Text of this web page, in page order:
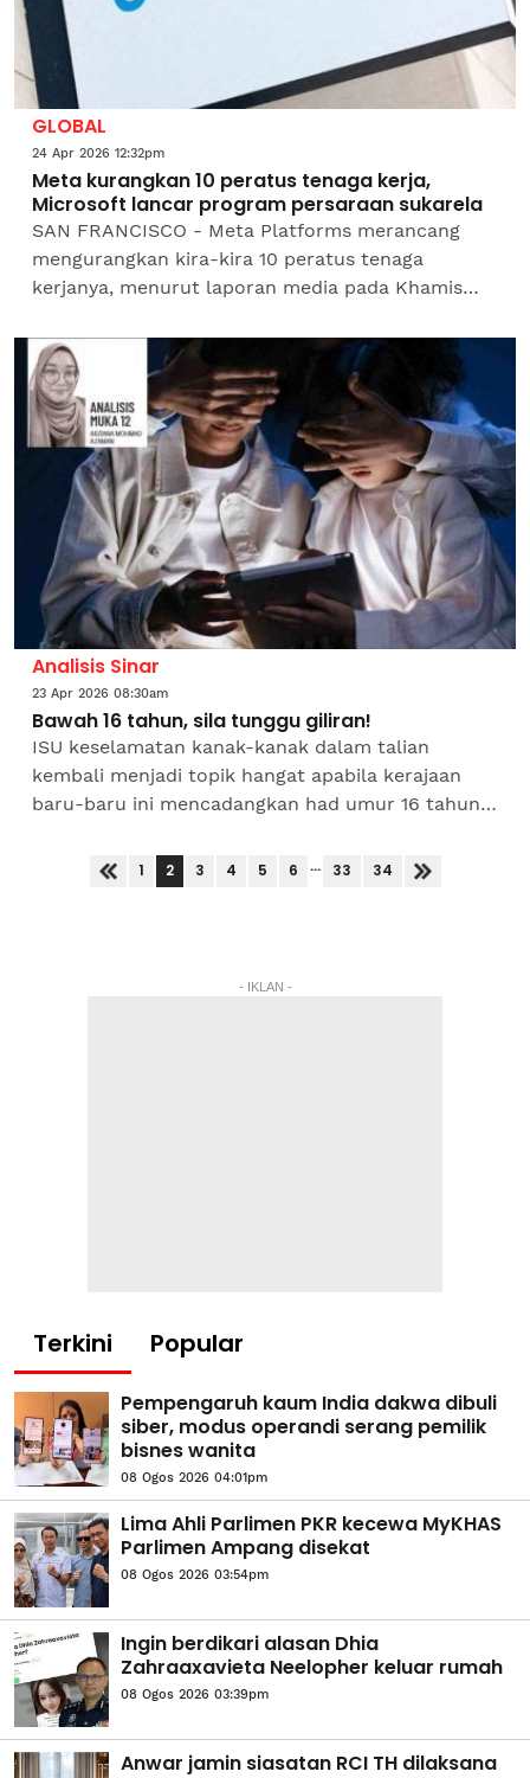
GLOBAL
24 Apr 2026 12:32pm
Meta kurangkan 10 peratus tenaga kerja,
Microsoft lancar program persaraan sukarela
SAN FRANCISCO - Meta Platforms merancang
mengurangkan kira-kira 10 peratus tenaga
kerjanya, menurut laporan media pada Khamis
media sosial itu terus memberi...
Analisis Sinar
23 Apr 2026 08:30am
Bawah 16 tahun, sila tunggu giliran!
ISU keselamatan kanak-kanak dalam talian
kembali menjadi topik hangat apabila kerajaan
baru-baru ini mencadangkan had umur 16 tahun
ini.Cadangan tersebut...
1 2 3 4 5 6 ... 33 34
- IKLAN -
Terkini Popular
Pempengaruh kaum India dakwa dibuli
siber, modus operandi serang pemilik
bisnes wanita
08 Ogos 2026 04:01pm
Lima Ahli Parlimen PKR kecewa MyKHAS
Parlimen Ampang disekat
08 Ogos 2026 03:54pm
Ingin berdikari alasan Dhia
Zahraaxavieta Neelopher keluar rumah
08 Ogos 2026 03:39pm
Anwar jamin siasatan RCI TH dilaksana